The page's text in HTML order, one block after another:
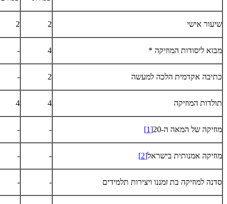
שיעור אישי 2
2
מבוא ליסודות המוזיקה * 4
-
כתיבה אקדמית הלכה למעשה 2
-
תולדות המוזיקה 4
4
מוזיקה של המאה ה-20 [1]
-
-
מוזיקה אמנותית בישראל[2]
-
-
סדנה למוזיקה בת זמננו ויצירות תלמידים -
-